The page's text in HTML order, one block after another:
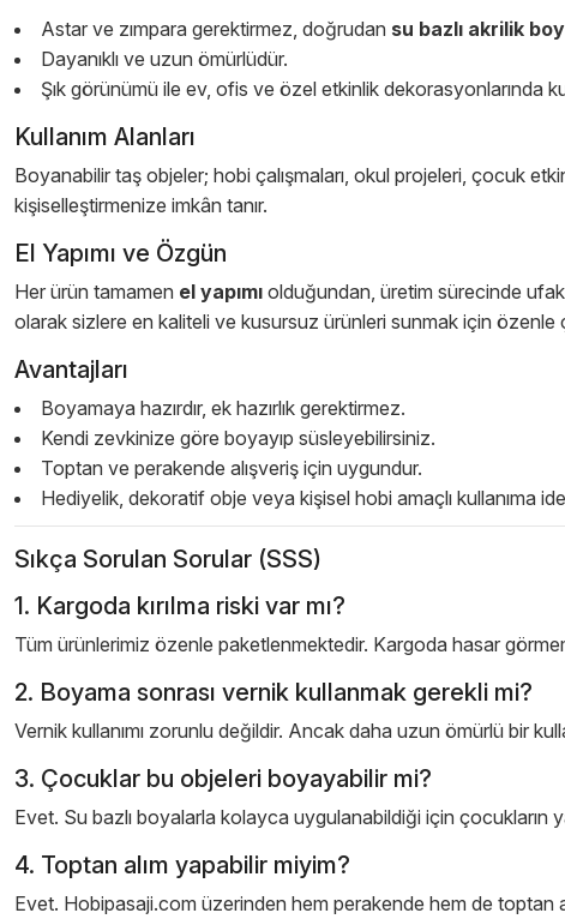
Astar ve zımpara gerektirmez, doğrudan su bazlı akrilik
Dayanıklı ve uzun ömürlüdür.
Şık görünümü ile ev, ofis ve özel etkinlik dekorasyonlarında
Kullanım Alanları
Boyanabilir taş objeler; hobi çalışmaları, okul projeleri, çocuk
kişiselleştirmenize imkân tanır.
El Yapımı ve Özgün
Her ürün tamamen el yapımı olduğundan, üretim sürecinde ufak
olarak sizlere en kaliteli ve kusursuz ürünleri sunmak için özenle
Avantajları
Boyamaya hazırdır, ek hazırlık gerektirmez.
Kendi zevkinize göre boyayıp süsleyebilirsiniz.
Toptan ve perakende alışveriş için uygundur.
Hediyelik, dekoratif obje veya kişisel hobi amaçlı kullanıma
Sıkça Sorulan Sorular (SSS)
1. Kargoda kırılma riski var mı?
Tüm ürünlerimiz özenle paketlenmektedir. Kargoda hasar
2. Boyama sonrası vernik kullanmak gerekli mi?
Vernik kullanımı zorunlu değildir. Ancak daha uzun ömürlü bir
3. Çocuklar bu objeleri boyayabilir mi?
Evet. Su bazlı boyalarla kolayca uygulanabildiği için çocukların
4. Toptan alım yapabilir miyim?
Evet. Hobipasaji.com üzerinden hem perakende hem de toptan